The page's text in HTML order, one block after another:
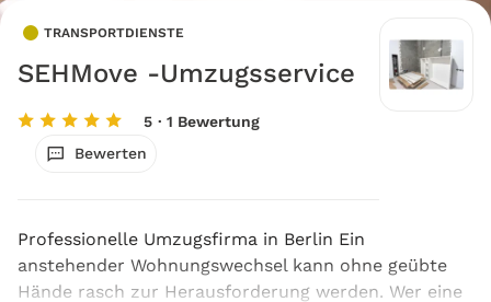
TRANSPORTDIENSTE
SEHMove -Umzugsservice
5 · 1 Bewertung
Bewerten
Professionelle Umzugsfirma in Berlin Ein
anstehender Wohnungswechsel kann ohne geübte
Hände rasch zur Herausforderung werden. Wer eine